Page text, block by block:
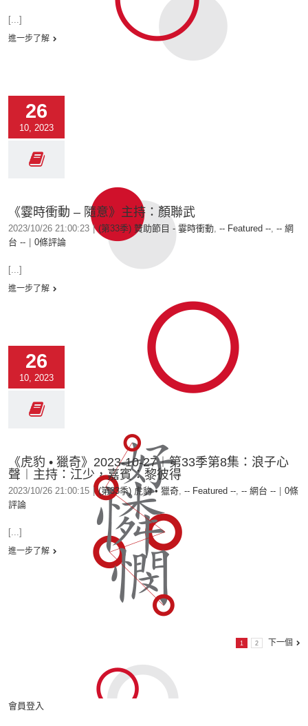
[...]
進一步了解
26
10, 2023
《霎時衝動 – 隨意》主持：顏聯武
2023/10/26 21:00:23 | (第33季) 贊助節目 - 霎時衝動, -- Featured --, -- 網
台 --
0條評論
[...]
進一步了解
26
10, 2023
《虎豹 • 獵奇》2023-10-27︱第33季第8集：浪子心
聲︱主持：江少，嘉賓：黎彼得
2023/10/26 21:00:15 | (第33季) 虎豹 • 獵奇, -- Featured --, -- 網台 --
0條
評論
[...]
進一步了解
1 2 下一個
會員登入